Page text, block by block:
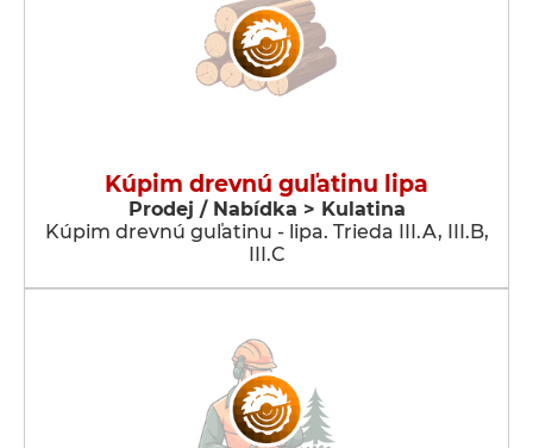
Kúpim drevnú guľatinu lipa
Prodej / Nabídka > Kulatina
Kúpim drevnú guľatinu - lipa. Trieda III.A, III.B,
III.C